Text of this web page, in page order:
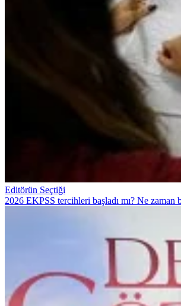
Editörün Seçtiği
2026 EKPSS tercihleri başladı mı? Ne zaman